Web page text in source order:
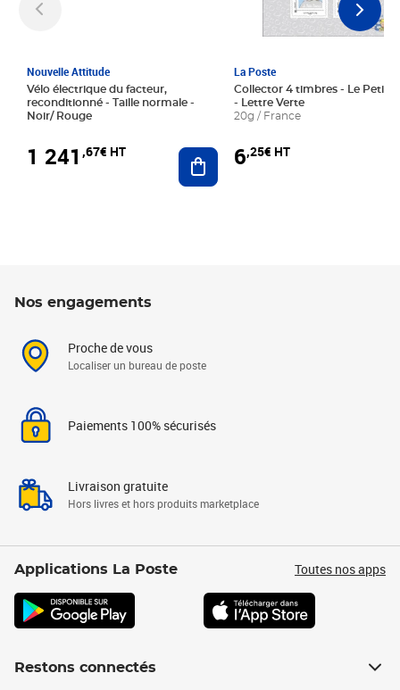
Nouvelle Attitude
Vélo électrique du facteur,
reconditionné - Taille normale -
Noir/ Rouge
1 241 ,67€ HT Ajouter au panier
La Poste
Collector 4 timbres - Le Petit
- Lettre Verte
20g / France
6,25€ HT
Nos engagements
Proche de vous
Localiser un bureau de poste
Paiements 100% sécurisés
Livraison gratuite
Hors livres et hors produits marketplace
Applications La Poste Toutes nos apps
Restons connectés